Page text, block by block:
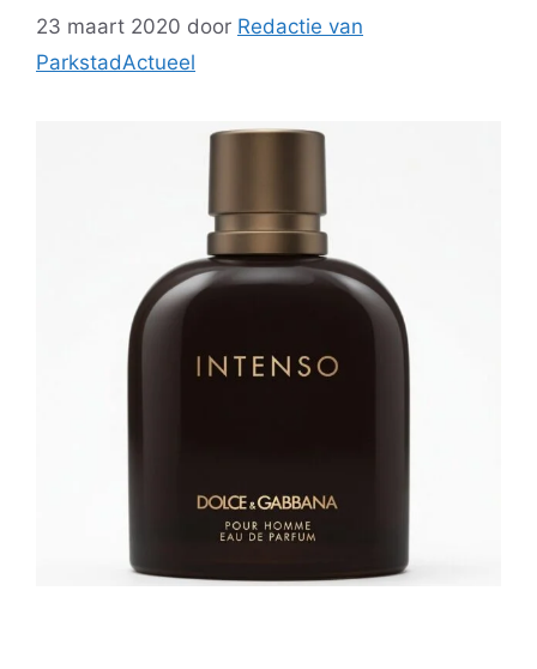
23 maart 2020 door Redactie van
ParkstadActueel